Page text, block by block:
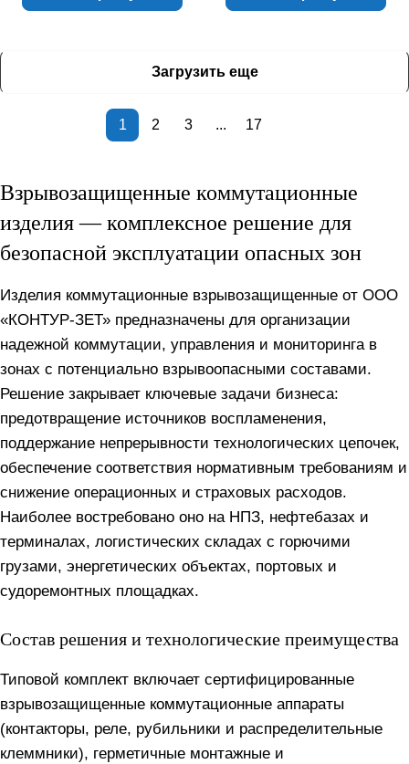
Загрузить еще
1 2 3 ... 17
Взрывозащищенные коммутационные
изделия — комплексное решение для
безопасной эксплуатации опасных зон
Изделия коммутационные взрывозащищенные от ООО
«КОНТУР-ЗЕТ» предназначены для организации
надежной коммутации, управления и мониторинга в
зонах с потенциально взрывоопасными составами.
Решение закрывает ключевые задачи бизнеса:
предотвращение источников воспламенения,
поддержание непрерывности технологических цепочек,
обеспечение соответствия нормативным требованиям и
снижение операционных и страховых расходов.
Наиболее востребовано оно на НПЗ, нефтебазах и
терминалах, логистических складах с горючими
грузами, энергетических объектах, портовых и
судоремонтных площадках.
Состав решения и технологические преимущества
Типовой комплект включает сертифицированные
взрывозащищенные коммутационные аппараты
(контакторы, реле, рубильники и распределительные
клеммники), герметичные монтажные и